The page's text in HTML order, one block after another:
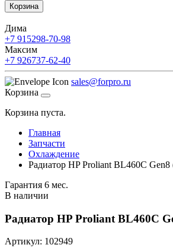
Корзина
Дима
+7 915298-70-98
Максим
+7 926737-62-40
sales@forpro.ru
Корзина
Корзина пуста.
Главная
Запчасти
Охлаждение
Радиатор HP Proliant BL460C Gen8
Гарантия 6 мес.
В наличии
Радиатор HP Proliant BL460C
Артикул: 102949